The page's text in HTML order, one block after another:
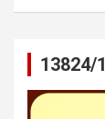
13824/1